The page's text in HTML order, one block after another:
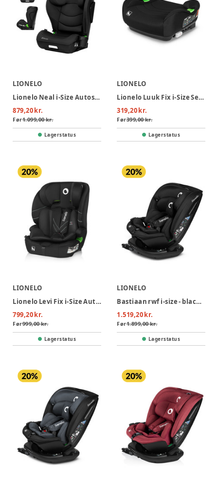
LIONELO
Lionelo Neal i-Size Autostol - Black Carbon
879,20 kr.
Før1.099,00 kr.
Lagerstatus
LIONELO
Lionelo Luuk Fix i-Size Selepude - Black Carbon
319,20 kr.
Før399,00 kr.
Lagerstatus
LIONELO
Lionelo Levi Fix i-Size Autostol - Black Carbon
799,20 kr.
Før999,00 kr.
Lagerstatus
LIONELO
Bastiaan rwf i-size - black carbon
1.519,20 kr.
Før1.899,00 kr.
Lagerstatus